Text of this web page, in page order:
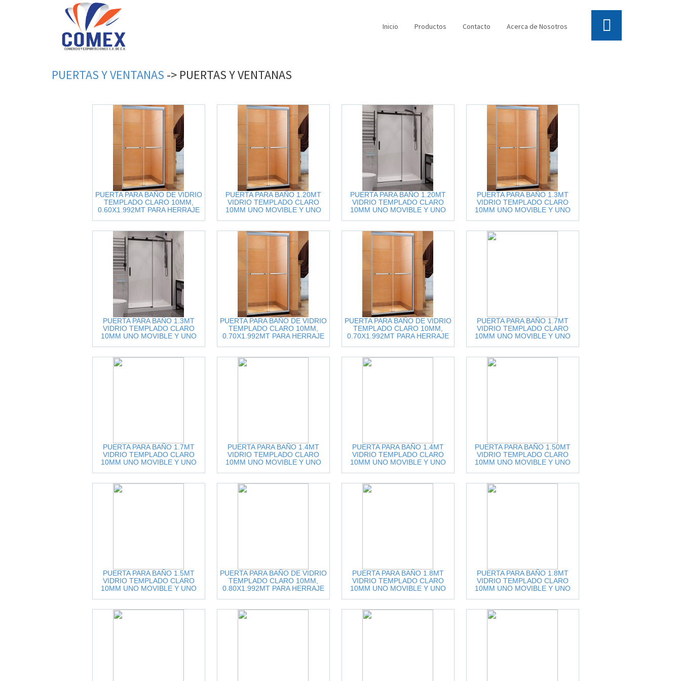
Inicio Productos Contacto Acerca de Nosotros
PUERTASYVENTANAS -> PUERTASYVENTANAS
PUERTA PARA BAÑO DE VIDRIO
TEMPLADO CLARO 10MM,
0.60X1.992MT PARA HERRAJE
PUERTA PARA BAÑO 1.20MT
VIDRIO TEMPLADO CLARO
10MM UNO MOVIBLE Y UNO
PUERTA PARA BAÑO 1.20MT
VIDRIO TEMPLADO CLARO
10MM UNO MOVIBLE Y UNO
PUERTA PARA BAÑO 1.3MT
VIDRIO TEMPLADO CLARO
10MM UNO MOVIBLE Y UNO
PUERTA PARA BAÑO 1.3MT
VIDRIO TEMPLADO CLARO
10MM UNO MOVIBLE Y UNO
PUERTA PARA BAÑO DE VIDRIO
TEMPLADO CLARO 10MM,
0.70X1.992MT PARA HERRAJE
PUERTA PARA BAÑO DE VIDRIO
TEMPLADO CLARO 10MM,
0.70X1.992MT PARA HERRAJE
PUERTA PARA BAÑO 1.7MT
VIDRIO TEMPLADO CLARO
10MM UNO MOVIBLE Y UNO
PUERTA PARA BAÑO 1.7MT
VIDRIO TEMPLADO CLARO
10MM UNO MOVIBLE Y UNO
PUERTA PARA BAÑO 1.4MT
VIDRIO TEMPLADO CLARO
10MM UNO MOVIBLE Y UNO
PUERTA PARA BAÑO 1.4MT
VIDRIO TEMPLADO CLARO
10MM UNO MOVIBLE Y UNO
PUERTA PARA BAÑO 1.50MT
VIDRIO TEMPLADO CLARO
10MM UNO MOVIBLE Y UNO
PUERTA PARA BAÑO 1.5MT
VIDRIO TEMPLADO CLARO
10MM UNO MOVIBLE Y UNO
PUERTA PARA BAÑO DE VIDRIO
TEMPLADO CLARO 10MM,
0.80X1.992MT PARA HERRAJE
PUERTA PARA BAÑO 1.8MT
VIDRIO TEMPLADO CLARO
10MM UNO MOVIBLE Y UNO
PUERTA PARA BAÑO 1.8MT
VIDRIO TEMPLADO CLARO
10MM UNO MOVIBLE Y UNO